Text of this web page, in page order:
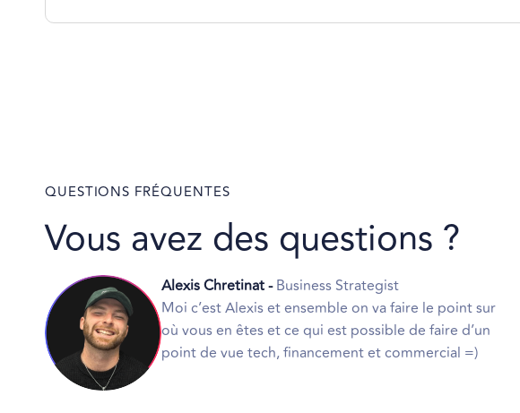
QUESTIONS FRÉQUENTES
Vous avez des questions ?
Alexis Chretinat -Business Strategist
Moi c’est Alexis et ensemble on va faire le point sur
où vous en êtes et ce qui est possible de faire d’un
point de vue tech, financement et commercial =)